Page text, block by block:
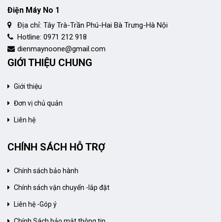
Điện Máy No 1
Địa chỉ: Tây Trà-Trần Phú-Hai Bà Trưng-Hà Nội
Hotline: 0971 212 918
dienmaynoone@gmail.com
GIỚI THIỆU CHUNG
Giới thiệu
Đơn vị chủ quản
Liên hệ
CHÍNH SÁCH HỖ TRỢ
Chính sách bảo hành
Chính sách vận chuyển -lắp đặt
Liên hệ -Góp ý